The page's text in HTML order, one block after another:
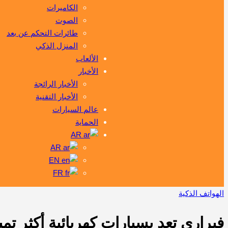
الكاميرات
الصوت
طائرات التحكم عن بعد
المنزل الذكي
الألعاب
الأخبار
الأخبار الرائجة
الأخبار التقنية
عالم السيارات
الحماية
AR
AR
EN
FR
الهواتف الذكية
فيراري تعد بسيارات كهربائية أكثر